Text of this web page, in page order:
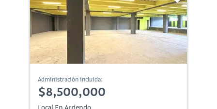
Administración incluida:
$8,500,000